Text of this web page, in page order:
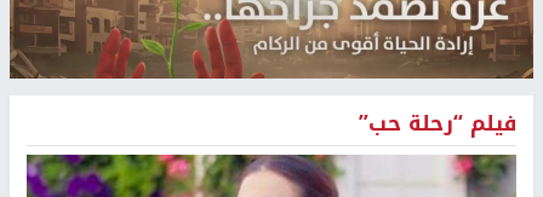
فيلم “رحلة حب”